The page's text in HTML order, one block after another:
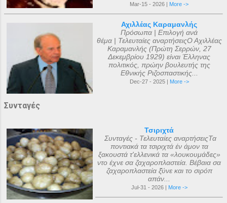
Mar-15 - 2026 | More ->
Αχιλλέας Καραμανλής
Πρόσωπα | Επιλογή ανά
θέμα | Τελευταίες αναρτήσειςΟ Αχιλλέας
Καραμανλής (Πρώτη Σερρών, 27
Δεκεμβρίου 1929) είναι Έλληνας
πολιτικός, πρώην βουλευτής της
Εθνικής Ριζοσπαστικής...
Dec-27 - 2025 | More ->
Συνταγές
Τσιριχτά
Συνταγές - Τελευταίες αναρτήσειςΤα
ποντιακά τα τσιριχτά έν άμον τα
ξακουστά τ'ελλενικά τα «λουκουμάδες»
ντο έχνε σα ζαχαροπλαστεία. Βέβαια σα
ζαχαροπλαστεία ξ̌ύνε και το σιρόπ
απάν...
Jul-31 - 2026 | More ->